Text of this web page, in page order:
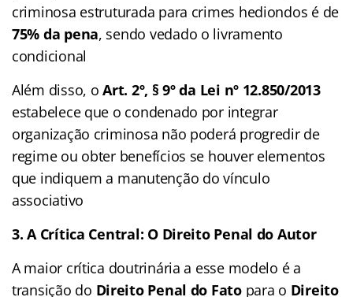
criminosa estruturada para crimes hediondos é de
75% da pena, sendo vedado o livramento
condicional
Além disso, oArt. 2º, § 9º da Lei nº 12.850/2013
estabelece que o condenado por integrar
organização criminosa não poderá progredir de
regime ou obter benefícios se houver elementos
que indiquem a manutenção do vínculo
associativo
3. A Crítica Central: O Direito Penal do Autor
A maior crítica doutrinária a esse modelo é a
transição do Direito Penal do Fatopara o Direito